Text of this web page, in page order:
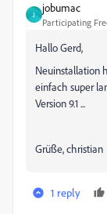
J
jobumac
Participating
Hallo Gerd,
Neuinstallation
einfach super
Version 9.1 ...
Grüße, christian
1 reply